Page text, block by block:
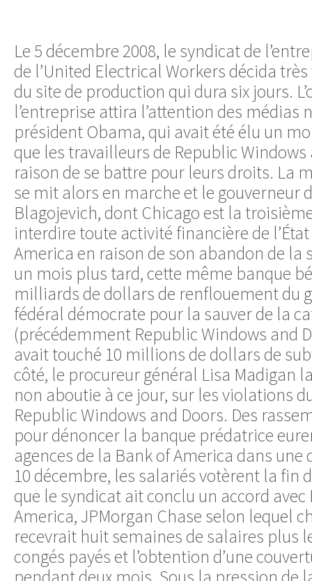
Le 5 décembre 2008, le syndicat de
de l’United Electrical Workers décida
du site de production qui dura six jours.
l’entreprise attira l’attention des médias
président Obama, qui avait été élu un
que les travailleurs de Republic
raison de se battre pour leurs droits. La
se mit alors en marche et le gouverneur
Blagojevich, dont Chicago est la
interdire toute activité financière de
America en raison de son abandon de la
un mois plus tard, cette même banque
milliards de dollars de renflouement du
fédéral démocrate pour la sauver de la
(précédemment Republic Windows and
avait touché 10 millions de dollars de
côté, le procureur général Lisa Madigan
non aboutie à ce jour, sur les violations
Republic Windows and Doors. Des
pour dénoncer la banque prédatrice
agences de la Bank of America dans une
10 décembre, les salariés votèrent la fin
que le syndicat ait conclu un accord
America, JPMorgan Chase selon lequel
recevrait huit semaines de salaires plus
congés payés et l’obtention d’une